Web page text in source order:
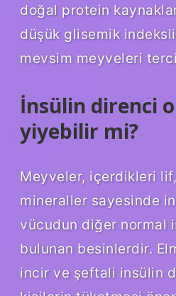
doğal protein
düşük glisemik
mevsim meyveleri
İnsülin direnci
yiyebilir mi?
Meyveler, içerdikleri
mineraller sayesinde
vücudun diğer normal
bulunan besinlerdir.
incir ve şeftali insülin